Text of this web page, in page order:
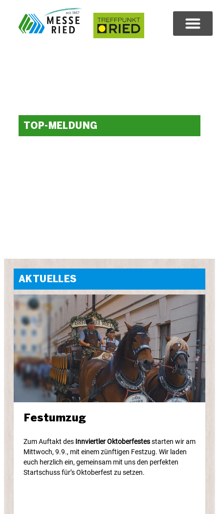
TOP-MELDUNG
AKTUELLES
Festumzug
Zum Auftakt des Innviertler Oktoberfestesstarten wir am
Mittwoch, 9.9., mit einem zünftigen Festzug. Wir laden
euch herzlich ein, gemeinsam mit uns den perfekten
Startschuss für’s Oktoberfest zu setzen.